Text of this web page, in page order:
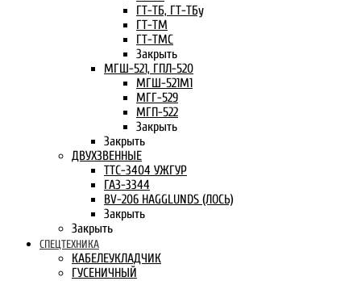
ГТ-ТБ, ГТ-ТБу
ГТ-ТМ
ГТ-ТМС
Закрыть
МГШ-521, ГПЛ-520
МГШ-521М1
МГГ-529
МГП-522
Закрыть
Закрыть
ДВУХЗВЕННЫЕ
ТТС-3404 УЖГУР
ГАЗ-3344
BV-206 HAGGLUNDS (ЛОСЬ)
Закрыть
Закрыть
СПЕЦТЕХНИКА
КАБЕЛЕУКЛАДЧИК
ГУСЕНИЧНЫЙ